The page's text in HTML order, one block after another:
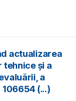
actualizarea
și a
a
(...)